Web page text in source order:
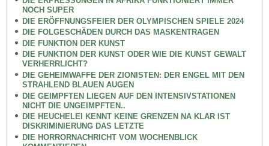
NOCH SUPER
DIE ERÖFFNUNGSFEIER DER OLYMPISCHEN SPIELE 2024
DIE FOLGESCHÄDEN DURCH DAS MASKENTRAGEN
DIE FUNKTION DER KUNST
DIE FUNKTION DER KUNST ODER WIE DIE KUNST GEWALT
VERHERRLICHT?
DIE GEHEIMWAFFE DER ZIONISTEN: DER ENGEL MIT DEN
STRAHLEND BLAUEN AUGEN
DIE GEIMPFTEN LIEGEN AUF DEN INTENSIVSTATIONEN
NICHT DIE UNGEIMPFTEN..
DIE HEUCHELEI KENNT KEINE GRENZEN NA KLAR IST
DISKRIMINIERUNG DAS LETZTE
DIE HORRORNACHRICHT VOM WOCHENBLICK